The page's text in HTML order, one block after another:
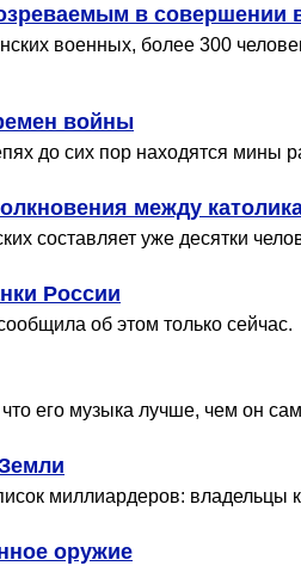
в совершении
военных, более 300
войны
до сих пор находятся мины
между
составляет уже десятки
России
об этом только сейчас.
его музыка лучше, чем он
миллиардеров: владельцы
оружие